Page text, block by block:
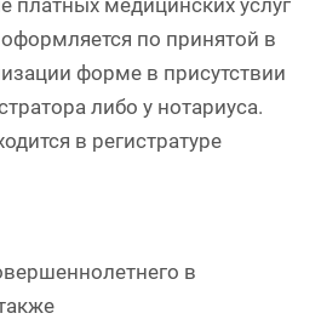
платных медицинских услуг
по принятой в
форме в присутствии
либо у нотариуса.
в регистратуре
в